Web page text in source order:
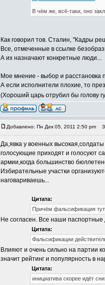
В чём же, всё-таки, оно
Как говорил тов. Сталин, "Кадры
Все, отмеченные в ссылке
А их назначают конкретные люди...
Мое мнение - выбор и расстановка
А если исполнители плохие, то
(Хороший царь отрубил бы голову
Добавлено: Пн Дек 05, 2011 2:50 pm
Да,явка у военных
голосующие приходят и голосуют
армии,когда большинство
Избирательные участки
наговариваешь...
Цитата:
Причём фальсификация тут
Не согласен. Все наши
Цитата:
Фальсификации
Влияют и очень сильно на партии
значит рейтинг и популярность в
Цитата:
инициатива скорее идёт